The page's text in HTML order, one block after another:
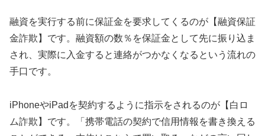
融資を実行する前に保証金を要求してくるのが【融資保証
金詐欺】です。融資額の数％を保証金として先に振り込ま
され、実際に入金すると連絡がつかなくなるという流れの
手口です。
iPhoneやiPadを契約するように指示をされるのが【白ロ
ム詐欺】です。「携帯電話の契約で信用情報を書き換える